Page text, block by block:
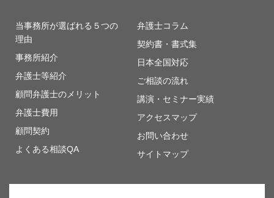
当事務所が選ばれる５つの
理由
事務所紹介
弁護士等紹介
顧問弁護士のメリット
弁護士費用
顧問契約
よくある相談QA
弁護士コラム
契約書・書式集
日本全国対応
ご相談の流れ
講演・セミナー実績
アクセスマップ
お問い合わせ
サイトマップ